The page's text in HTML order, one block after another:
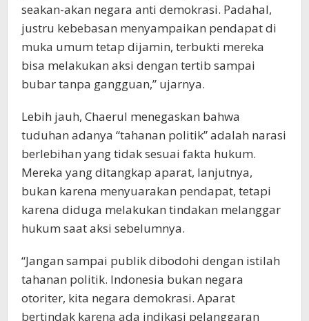
seakan-akan negara anti demokrasi. Padahal,
justru kebebasan menyampaikan pendapat di
muka umum tetap dijamin, terbukti mereka
bisa melakukan aksi dengan tertib sampai
bubar tanpa gangguan,” ujarnya.
Lebih jauh, Chaerul menegaskan bahwa
tuduhan adanya “tahanan politik” adalah narasi
berlebihan yang tidak sesuai fakta hukum.
Mereka yang ditangkap aparat, lanjutnya,
bukan karena menyuarakan pendapat, tetapi
karena diduga melakukan tindakan melanggar
hukum saat aksi sebelumnya.
“Jangan sampai publik dibodohi dengan istilah
tahanan politik. Indonesia bukan negara
otoriter, kita negara demokrasi. Aparat
bertindak karena ada indikasi pelanggaran